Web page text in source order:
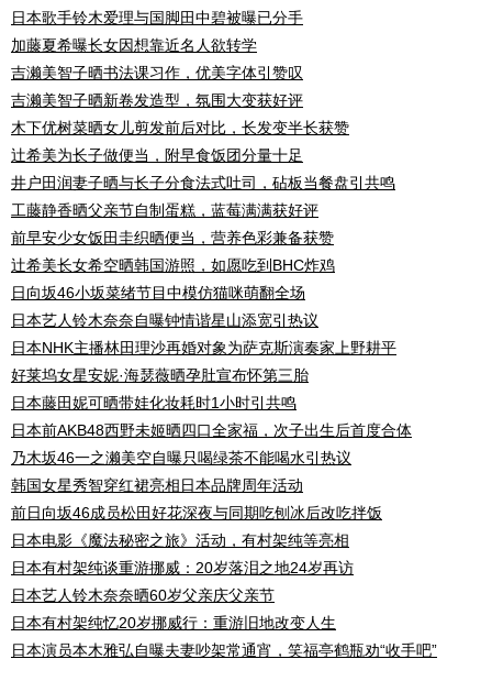
日本歌手铃木爱理与国脚田中碧被曝已分手
加藤夏希曝长女因想靠近名人欲转学
吉濑美智子晒书法课习作，优美字体引赞叹
吉濑美智子晒新卷发造型，氛围大变获好评
木下优树菜晒女儿剪发前后对比，长发变半长获赞
辻希美为长子做便当，附早食饭团分量十足
井户田润妻子晒与长子分食法式吐司，砧板当餐盘引共鸣
工藤静香晒父亲节自制蛋糕，蓝莓满满获好评
前早安少女饭田圭织晒便当，营养色彩兼备获赞
辻希美长女希空晒韩国游照，如愿吃到BHC炸鸡
日向坂46小坂菜绪节目中模仿猫咪萌翻全场
日本艺人铃木奈奈自曝钟情谐星山添宽引热议
日本NHK主播林田理沙再婚对象为萨克斯演奏家上野耕平
好莱坞女星安妮·海瑟薇晒孕肚宣布怀第三胎
日本藤田妮可晒带娃化妆耗时1小时引共鸣
日本前AKB48西野未姬晒四口全家福，次子出生后首度合体
乃木坂46一之濑美空自曝只喝绿茶不能喝水引热议
韩国女星秀智穿红裙亮相日本品牌周年活动
前日向坂46成员松田好花深夜与同期吃刨冰后改吃拌饭
日本电影《魔法秘密之旅》活动，有村架纯等亮相
日本有村架纯谈重游挪威：20岁落泪之地24岁再访
日本艺人铃木奈奈晒60岁父亲庆父亲节
日本有村架纯忆20岁挪威行：重游旧地改变人生
日本演员本木雅弘自曝夫妻吵架常通宵，笑福亭鹤瓶劝“收手吧”